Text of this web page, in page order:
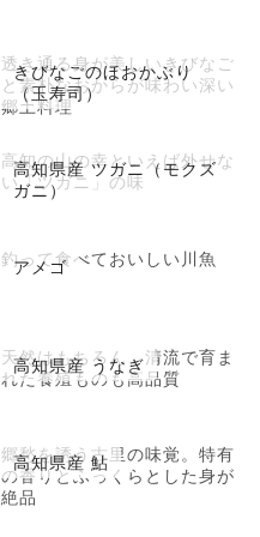
きびなごのほおかぶり
（玉寿司）
透き通る身が美しいきびなご
と素朴なおからが味わい深い
郷土料理
高知県産 ツガニ（モクズ
ガニ）
高知の山の幸といえば外せな
い「ツガニ」の味
アメゴ
釣って食べておいしい川魚
高知県産 うなぎ
天然はもちろん、清流で育ま
れた養殖ものも高品質
高知県産 鮎
郷愁を誘う古里の味覚。特有
の香りとふっくらとした身が
絶品